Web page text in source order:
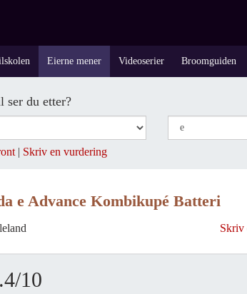
Eierne mener Videoserier Broomguiden
ser du etter?
| Skriv en vurdering
e Advance Kombikupé Batteri
Skriv
10